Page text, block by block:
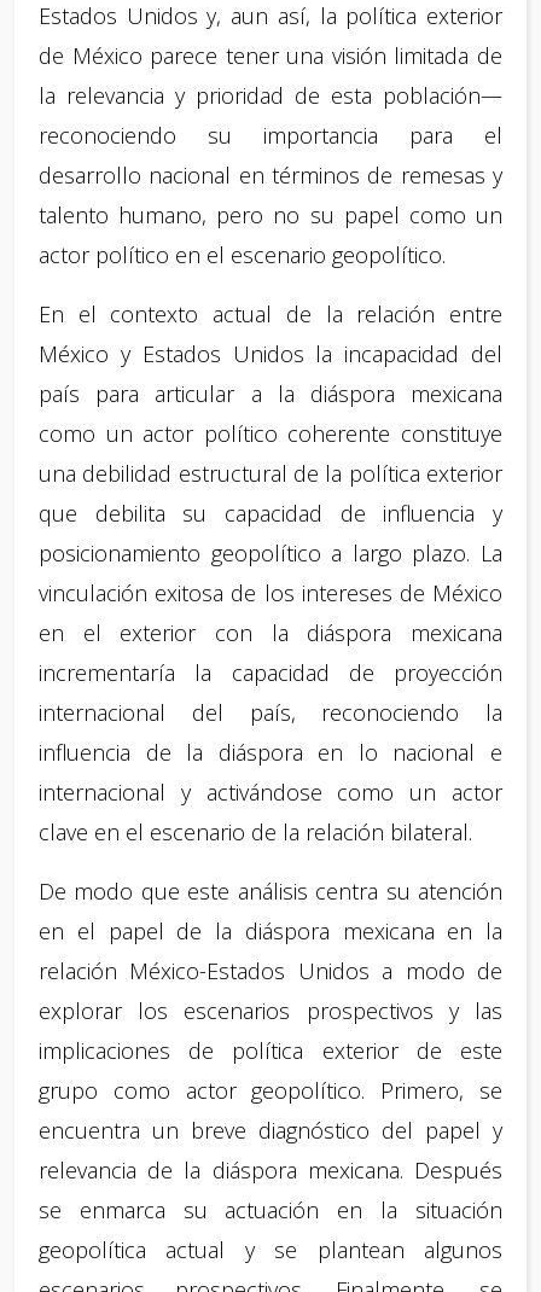
Estados Unidos y, aun así, la política exterior
de México parece tener una visión limitada de
la relevancia y prioridad de esta población—
reconociendo su importancia para el
desarrollo nacional en términos de remesas y
talento humano, pero no su papel como un
actor político en el escenario geopolítico.
En el contexto actual de la relación entre
México y Estados Unidos la incapacidad del
país para articular a la diáspora mexicana
como un actor político coherente constituye
una debilidad estructural de la política exterior
que debilita su capacidad de influencia y
posicionamiento geopolítico a largo plazo. La
vinculación exitosa de los intereses de México
en el exterior con la diáspora mexicana
incrementaría la capacidad de proyección
internacional del país, reconociendo la
influencia de la diáspora en lo nacional e
internacional y activándose como un actor
clave en el escenario de la relación bilateral.
De modo que este análisis centra su atención
en el papel de la diáspora mexicana en la
relación México-Estados Unidos a modo de
explorar los escenarios prospectivos y las
implicaciones de política exterior de este
grupo como actor geopolítico. Primero, se
encuentra un breve diagnóstico del papel y
relevancia de la diáspora mexicana. Después
se enmarca su actuación en la situación
geopolítica actual y se plantean algunos